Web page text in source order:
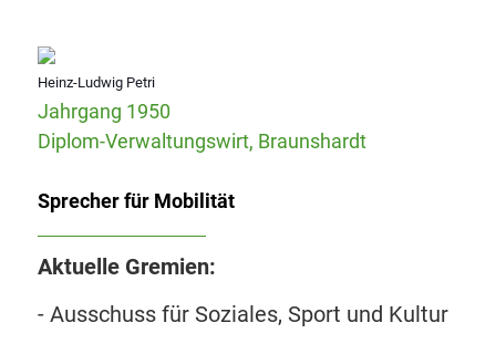
Heinz-Ludwig Petri
Jahrgang 1950
Diplom-Verwaltungswirt, Braunshardt
Sprecher für Mobilität
Aktuelle Gremien:
- Ausschuss für Soziales, Sport und Kultur